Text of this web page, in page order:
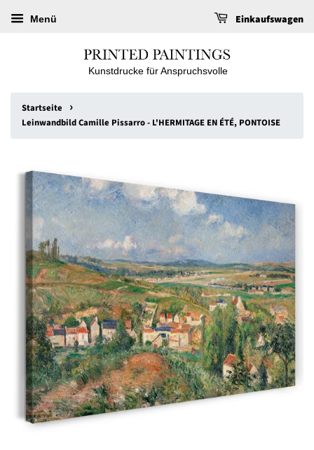
Menü Einkaufswagen
Kunstdrucke für Anspruchsvolle
Startseite ›
Leinwandbild Camille Pissarro - L'HERMITAGE EN ÉTÉ, PONTOISE